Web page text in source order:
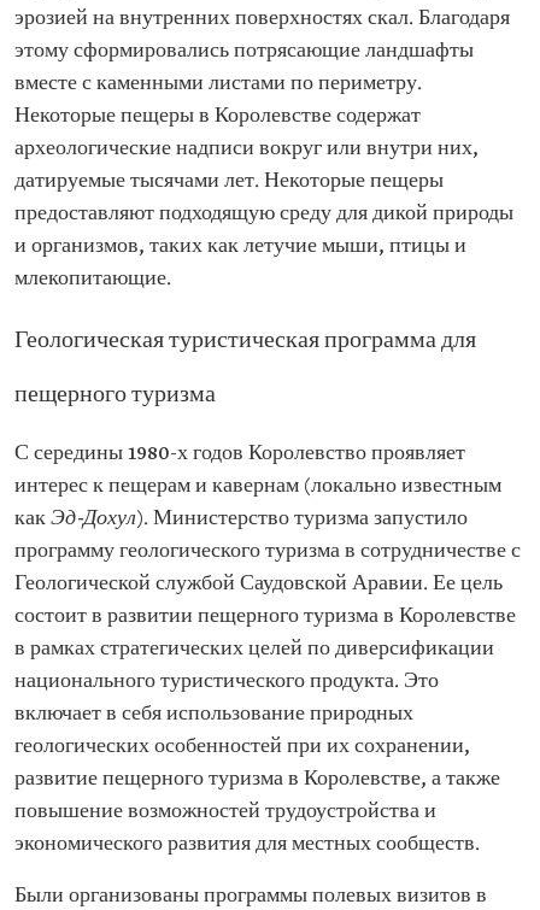
эрозией на внутренних поверхностях скал. Благодаря
этому сформировались потрясающие ландшафты
вместе с каменными листами по периметру.
Некоторые пещеры в Королевстве содержат
археологические надписи вокруг или внутри них,
датируемые тысячами лет. Некоторые пещеры
предоставляют подходящую среду для дикой природы
и организмов, таких как летучие мыши, птицы и
млекопитающие.
Геологическая туристическая программа для
пещерного туризма
С середины 1980-х годов Королевство проявляет
интерес к пещерам и кавернам (локально известным
какЭд-Дохул). Министерство туризма запустило
программу геологического туризма в сотрудничестве с
Геологической службой Саудовской Аравии. Ее цель
состоит в развитии пещерного туризма в Королевстве
в рамках стратегических целей по диверсификации
национального туристического продукта. Это
включает в себя использование природных
геологических особенностей при их сохранении,
развитие пещерного туризма в Королевстве, а также
повышение возможностей трудоустройства и
экономического развития для местных сообществ.
Были организованы программы полевых визитов в